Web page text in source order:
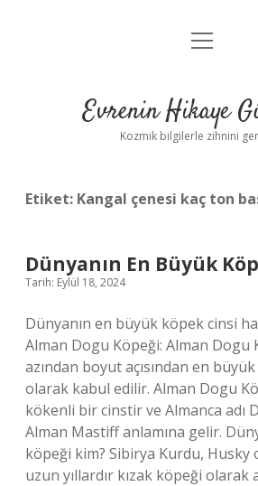
Anasayfa
Yasal Uyarı
menüyü
Evrenin Hikaye
Kozmik bilgilerle zihnini
Etiket: Kangal çenesi kaç ton
Dünyanın En Büyük
Tarih: Eylül 18, 2024
Dünyanın en büyük köpek cinsi
Alman Dogu Köpeği: Alman Dogu
azından boyut açısından en
olarak kabul edilir. Alman Dogu
kökenli bir cinstir ve Almanca adı
Alman Mastiff anlamına gelir.
köpeği kim? Sibirya Kurdu, Husky
uzun yıllardır kızak köpeği olarak